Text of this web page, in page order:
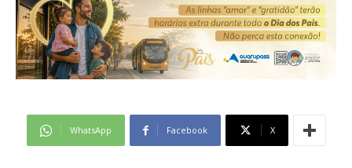
WhatsApp Facebook X